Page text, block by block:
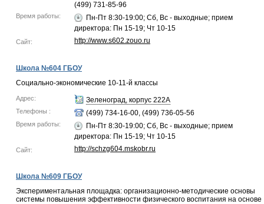
(499) 731-85-96
Время работы:
Пн-Пт 8:30-19:00; Сб, Вс - выходные; прием
директора: Пн 15-19; Чт 10-15
Сайт: http://www.s602.zouo.ru
Школа №604 ГБОУ
Социально-экономические 10-11-й классы
Адрес: Зеленоград, корпус 222А
Телефоны : (499) 734-16-00, (499) 736-05-56
Время работы:
Пн-Пт 8:30-19:00; Сб, Вс - выходные; прием
директора: Пн 15-19; Чт 10-15
Сайт: http://schzg604.mskobr.ru
Школа №609 ГБОУ
Экспериментальная площадка: организационно-методические основы
системы повышения эффективности физического воспитания на основе